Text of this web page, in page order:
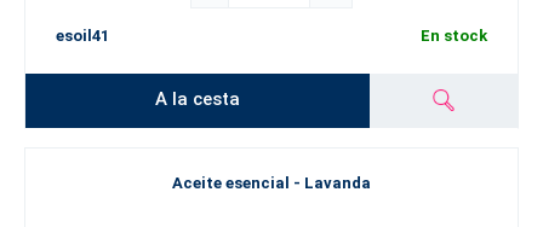
esoil41 En stock
A la cesta
Aceite esencial - Lavanda